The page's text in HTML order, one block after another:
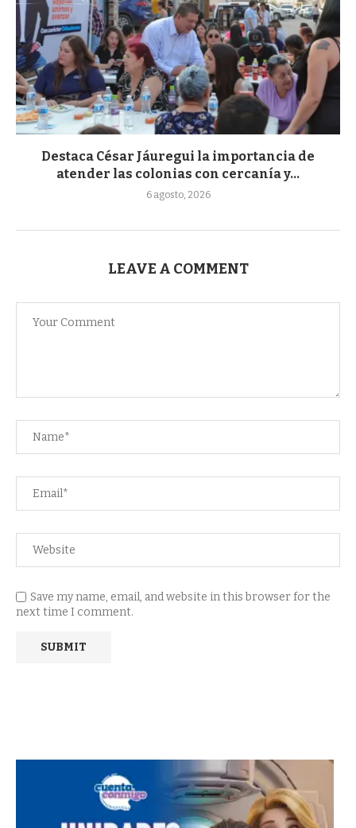
Destaca César Jáuregui la importancia de
atender las colonias con cercanía y...
6 agosto, 2026
LEAVE A COMMENT
Save my name, email, and website in this browser for the
next time I comment.